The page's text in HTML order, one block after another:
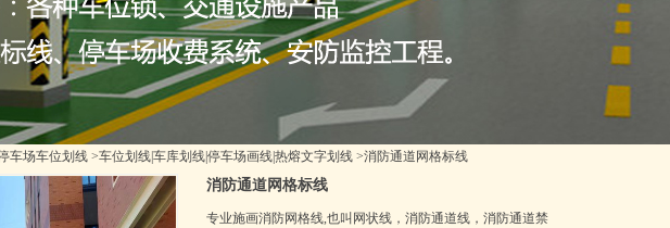
车场车位划线 >车位划线|车库划线|停车场画线|热熔文字划线 >消防通道网格标线
消防通道网格标线
专业施画消防网格线,也叫网状线，消防通道线，消防通道禁